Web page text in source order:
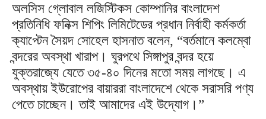
অলসিস গ্লোবাল লজিস্টিকস কোম্পানির বাংলাদেশ
প্রতিনিধি ফনিক্স শিপিং লিমিটেডের প্রধান নির্বাহী কর্মকর্তা
ক্যাপ্টেন সৈয়দ সোহেল হাসনাত বলেন, “বর্তমানে কলম্বো
বন্দরের অবস্থা খারাপ। ঘুরপথে সিঙ্গাপুর বন্দর হয়ে
যুক্তরাজ্যে যেতে ৩৫-৪০ দিনের মতো সময় লাগছে। এ
অবস্থায় ইউরোপের বায়াররা বাংলাদেশে থেকে সরাসরি পণ্য
পেতে চাচ্ছেন। তাই আমাদের এই উদ্যোগ।”